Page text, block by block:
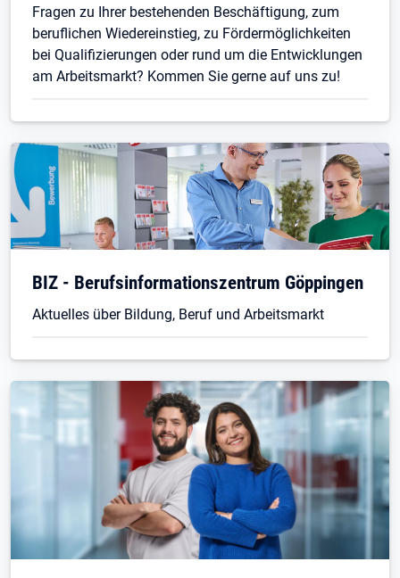
Fragen zu Ihrer bestehenden Beschäftigung, zum
beruflichen Wiedereinstieg, zu Fördermöglichkeiten
bei Qualifizierungen oder rund um die Entwicklungen
am Arbeitsmarkt? Kommen Sie gerne auf uns zu!
BIZ - Berufsinformationszentrum Göppingen
Aktuelles über Bildung, Beruf und Arbeitsmarkt